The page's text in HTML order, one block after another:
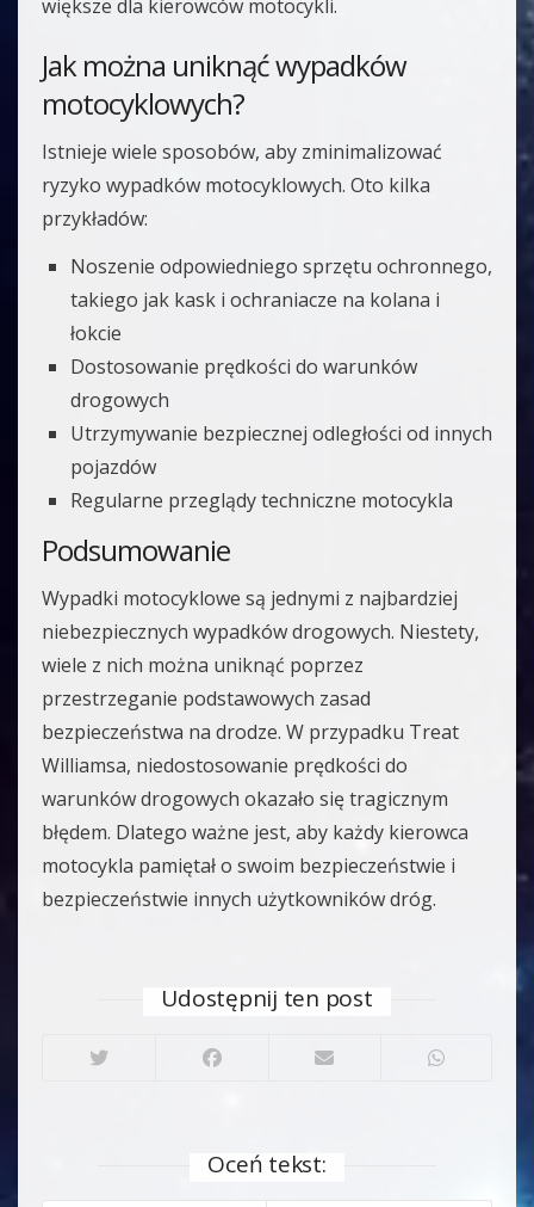
większe dla kierowców motocykli.
Jak można uniknąć wypadków
motocyklowych?
Istnieje wiele sposobów, aby zminimalizować
ryzyko wypadków motocyklowych. Oto kilka
przykładów:
Noszenie odpowiedniego sprzętu ochronnego,
takiego jak kask i ochraniacze na kolana i
łokcie
Dostosowanie prędkości do warunków
drogowych
Utrzymywanie bezpiecznej odległości od innych
pojazdów
Regularne przeglądy techniczne motocykla
Podsumowanie
Wypadki motocyklowe są jednymi z najbardziej
niebezpiecznych wypadków drogowych. Niestety,
wiele z nich można uniknąć poprzez
przestrzeganie podstawowych zasad
bezpieczeństwa na drodze. W przypadku Treat
Williamsa, niedostosowanie prędkości do
warunków drogowych okazało się tragicznym
błędem. Dlatego ważne jest, aby każdy kierowca
motocykla pamiętał o swoim bezpieczeństwie i
bezpieczeństwie innych użytkowników dróg.
Udostępnij ten post
Oceń tekst: